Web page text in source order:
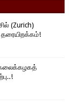
(Zurich)
தரையிறக்கம்!